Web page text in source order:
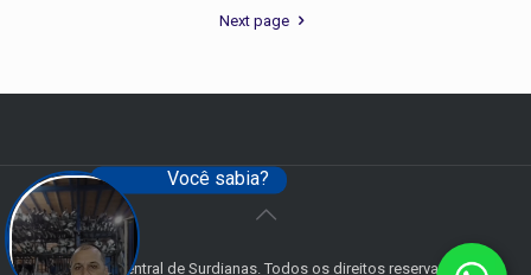
Next page
© 2018 Central de Surdianas. Todos os direitos reservados.
Você sabia?